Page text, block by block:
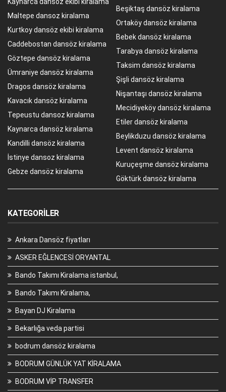
Maltepe dansoz kiralama
Kurtkoy dansöz ekibi kiralama
Caddebostan dansöz kiralama
Göztepe dansöz kiralama
Ümraniye dansöz kiralama
Dragos dansöz kiralama
Kavacık dansöz kiralama
Tepeustu dansoz kiralama
Kaynarca dansöz kiralama
Kandilli dansöz kiralama
İstinye dansoz kiralama
Gebze dansöz kiralama
Beşiktaş dansöz kiralama
Ortaköy dansöz kiralama
Bebek dansöz kiralama
Tarabya dansöz kiralama
Taksim dansöz kiralama
Şişli dansöz kiralama
Nişantaşı dansöz kiralama
Mecidiyeköy dansöz kiralama
Etiler dansöz kiralama
Beylikduzu dansöz kiralama
Levent dansöz kiralama
Kuruçeşme dansöz kiralama
Göktürk dansöz kiralama
KATEGORILER
Ankara Dansöz fiyatları
ASKER EĞLENCESİ ORYANTAL
Bando Takımı Kiralama istanbul,
Bando Takımı Kiralama,
Bayan DJ Kiralama
Bekarlığa veda partisi
bodrum dansöz kiralama
BODRUM GÜNLÜK YAT KİRALAMA
BODRUM VİP TRANSFER